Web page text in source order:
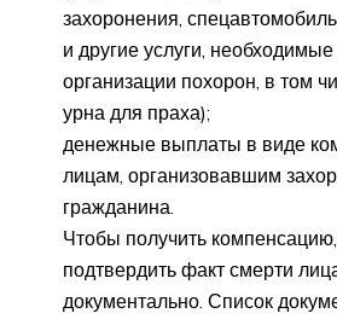
захоронения,
и другие услуги,
организации похорон, в том
урна для праха);
денежные выплаты в виде
лицам, организовавшим
гражданина.
Чтобы получить
подтвердить факт смерти
документально. Список